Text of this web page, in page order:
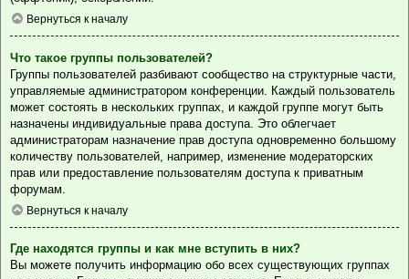
Вернуться к началу
Что такое группы пользователей?
Группы пользователей разбивают сообщество на структурные части,
управляемые администратором конференции. Каждый пользователь
может состоять в нескольких группах, и каждой группе могут быть
назначены индивидуальные права доступа. Это облегчает
администраторам назначение прав доступа одновременно большому
количеству пользователей, например, изменение модераторских
прав или предоставление пользователям доступа к приватным
форумам.
Вернуться к началу
Где находятся группы и как мне вступить в них?
Вы можете получить информацию обо всех существующих группах